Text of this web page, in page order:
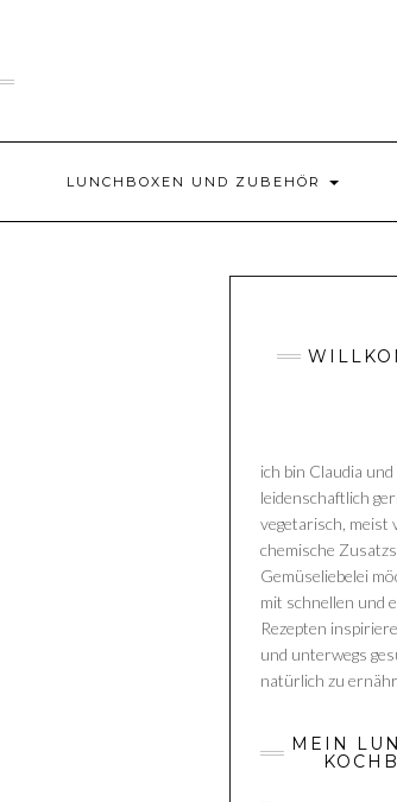
LUNCHBOXEN UND ZUBEHÖR
ich bin Claudia
leidenschaftlich
vegetarisch, meist
chemische
Gemüseliebelei
mit schnellen und
Rezepten
und unterwegs
natürlich zu
MEIN